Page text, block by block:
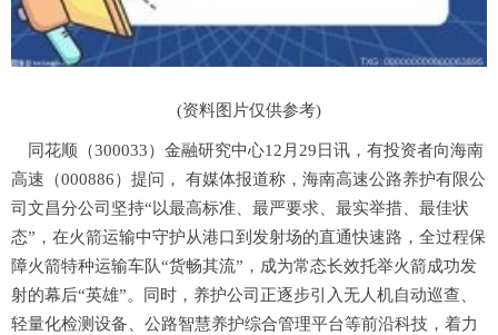
(资料图片仅供参考)
同花顺（300033）金融研究中心12月29日讯，有投资者向海南
高速（000886）提问， 有媒体报道称，海南高速公路养护有限公
司文昌分公司坚持“以最高标准、最严要求、最实举措、最佳状
态”，在火箭运输中守护从港口到发射场的直通快速路，全过程保
障火箭特种运输车队“货畅其流”，成为常态长效托举火箭成功发
射的幕后“英雄”。同时，养护公司正逐步引入无人机自动巡查、
轻量化检测设备、公路智慧养护综合管理平台等前沿科技，着力